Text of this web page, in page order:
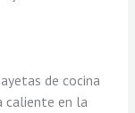
de cocina
caliente en la